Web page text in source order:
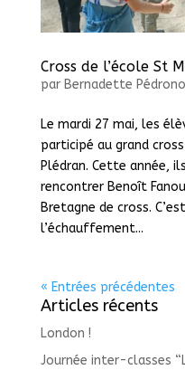
Cross de l’école St
par Bernadette Pédrono
Le mardi 27 mai, les
participé au grand
Plédran. Cette année,
rencontrer Benoît
Bretagne de cross.
l’échauffement...
« Entrées précédentes
Articles récents
London !
Journée inter-classes